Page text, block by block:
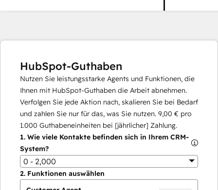
HubSpot-Guthaben
Nutzen Sie leistungsstarke Agents und Funktionen, die
Ihnen mit HubSpot-Guthaben die Arbeit abnehmen.
Verfolgen Sie jede Aktion nach, skalieren Sie bei Bedarf
und zahlen Sie nur für das, was Sie nutzen. 9,00 € pro
1.000 Guthabeneinheiten bei [jährlicher] Zahlung.
1. Wie viele Kontakte befinden sich in Ihrem CRM-
System?
0 - 2,000
2. Funktionen auswählen